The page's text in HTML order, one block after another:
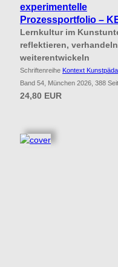
experimentelle
Prozessportfolio –
Lernkultur im
reflektieren,
weiterentwickeln
Schriftenreihe Kontext
Band 54, München 2026, 388
24,80 EUR